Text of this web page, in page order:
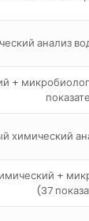
анализ
+
химический
+
(37